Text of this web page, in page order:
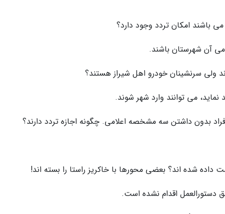
آن شهرستان باشند.
نماید، می توانند وارد شهر شوند.
دستورالعمل اقدام نشده است.